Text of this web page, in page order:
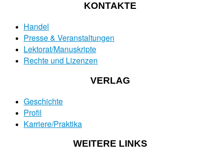
KONTAKTE
Handel
Presse & Veranstaltungen
Lektorat/Manuskripte
Rechte und Lizenzen
VERLAG
Geschichte
Profil
Karriere/Praktika
WEITERE LINKS